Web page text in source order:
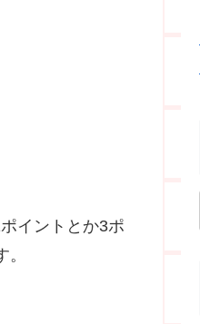
イントとか3ポ